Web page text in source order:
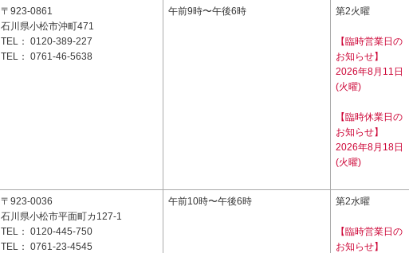
〒923-0861
石川県小松市沖町471
TEL： 0120-389-227
TEL： 0761-46-5638
午前9時〜午後6時 第2火曜
【臨時営業日の
お知らせ】
2026年8月11日
(火曜)
【臨時休業日の
お知らせ】
2026年8月18日
(火曜)
〒923-0036
石川県小松市平面町カ127-1
TEL： 0120-445-750
TEL： 0761-23-4545
午前10時〜午後6時 第2水曜
【臨時営業日の
お知らせ】